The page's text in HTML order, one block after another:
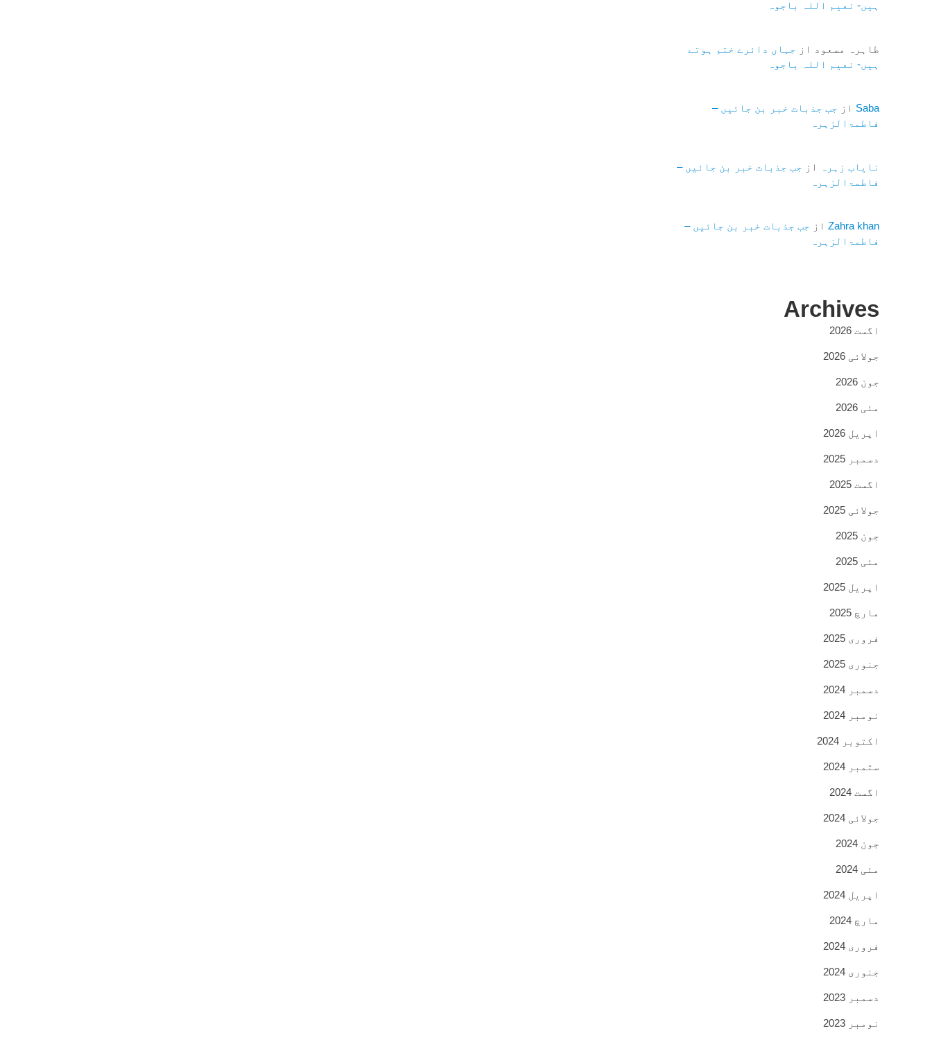
ہیں- نعیم اللہ باجوہ
طاہرہ مسعود از جہاں دائرے ختم ہوتے
ہیں- نعیم اللہ باجوہ
Saba از جب جذبات خبر بن جائیں –
فاطمۃالزہرہ
نایاب زہرہ از جب جذبات خبر بن جائیں –
فاطمۃالزہرہ
Zahra khanاز جب جذبات خبر بن جائیں –
فاطمۃالزہرہ
Archives
اگست 2026
جولائی 2026
جون 2026
مئی 2026
اپریل 2026
دسمبر 2025
اگست 2025
جولائی 2025
جون 2025
مئی 2025
اپریل 2025
مارچ 2025
فروری 2025
جنوری 2025
دسمبر 2024
نومبر 2024
اکتوبر 2024
ستمبر 2024
اگست 2024
جولائی 2024
جون 2024
مئی 2024
اپریل 2024
مارچ 2024
فروری 2024
جنوری 2024
دسمبر 2023
نومبر 2023